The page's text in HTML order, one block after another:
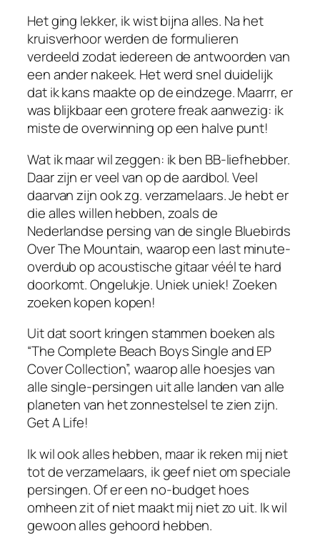
Het ging lekker, ik wist bijna alles. Na het
kruisverhoor werden de formulieren
verdeeld zodat iedereen de antwoorden van
een ander nakeek. Het werd snel duidelijk
dat ik kans maakte op de eindzege. Maarrr, er
was blijkbaar een grotere freak aanwezig: ik
miste de overwinning op een halve punt!
Wat ik maar wil zeggen: ik ben BB-liefhebber.
Daar zijn er veel van op de aardbol. Veel
daarvan zijn ook zg. verzamelaars. Je hebt er
die alles willen hebben, zoals de
Nederlandse persing van de single Bluebirds
Over The Mountain, waarop een last minute-
overdub op acoustische gitaar véél te hard
doorkomt. Ongelukje. Uniek uniek! Zoeken
zoeken kopen kopen!
Uit dat soort kringen stammen boeken als
“The Complete Beach Boys Single and EP
Cover Collection”, waarop alle hoesjes van
alle single-persingen uit alle landen van alle
planeten van het zonnestelsel te zien zijn.
Get A Life!
Ik wil ook alles hebben, maar ik reken mij niet
tot de verzamelaars, ik geef niet om speciale
persingen. Of er een no-budget hoes
omheen zit of niet maakt mij niet zo uit. Ik wil
gewoon allesgehoord hebben.